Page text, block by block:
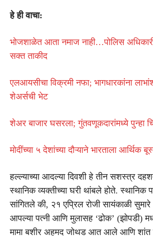
हे ही वाचा:
भोजशाळेत आता नमाज नाही…पोलिस
सक्त ताकीद
एलआयसीचा विक्रमी नफा; भागधारकांना
शेअर्सची भेट
शेअर बाजार घसरला; गुंतवणूकदारांमध्ये पुन्हा
मोदींच्या ५ देशांच्या दौऱ्याने भारताला आर्थिक
हल्ल्याच्या आदल्या दिवशी हे तीन सशस्त्र
स्थानिक व्यक्तीच्या घरी थांबले होते.
सांगितले की, २१ एप्रिल रोजी सायंकाळी सुमारे
आपल्या पत्नी आणि मुलासह ‘ढोक’ (झोपडी)
मामा बशीर अहमद जोथड आत आले आणि शांत